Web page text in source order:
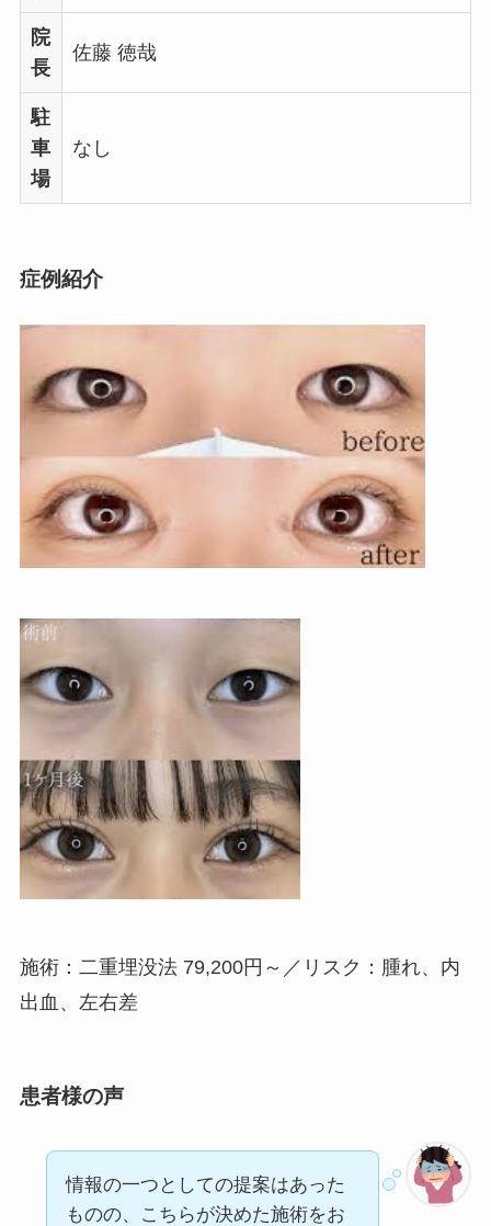
院
長
佐藤 徳哉
駐
車
場
なし
症例紹介
施術：二重埋没法 79,200円～／リスク：腫れ、内
出血、左右差
患者様の声
情報の一つとしての提案はあった
ものの、こちらが決めた施術をお